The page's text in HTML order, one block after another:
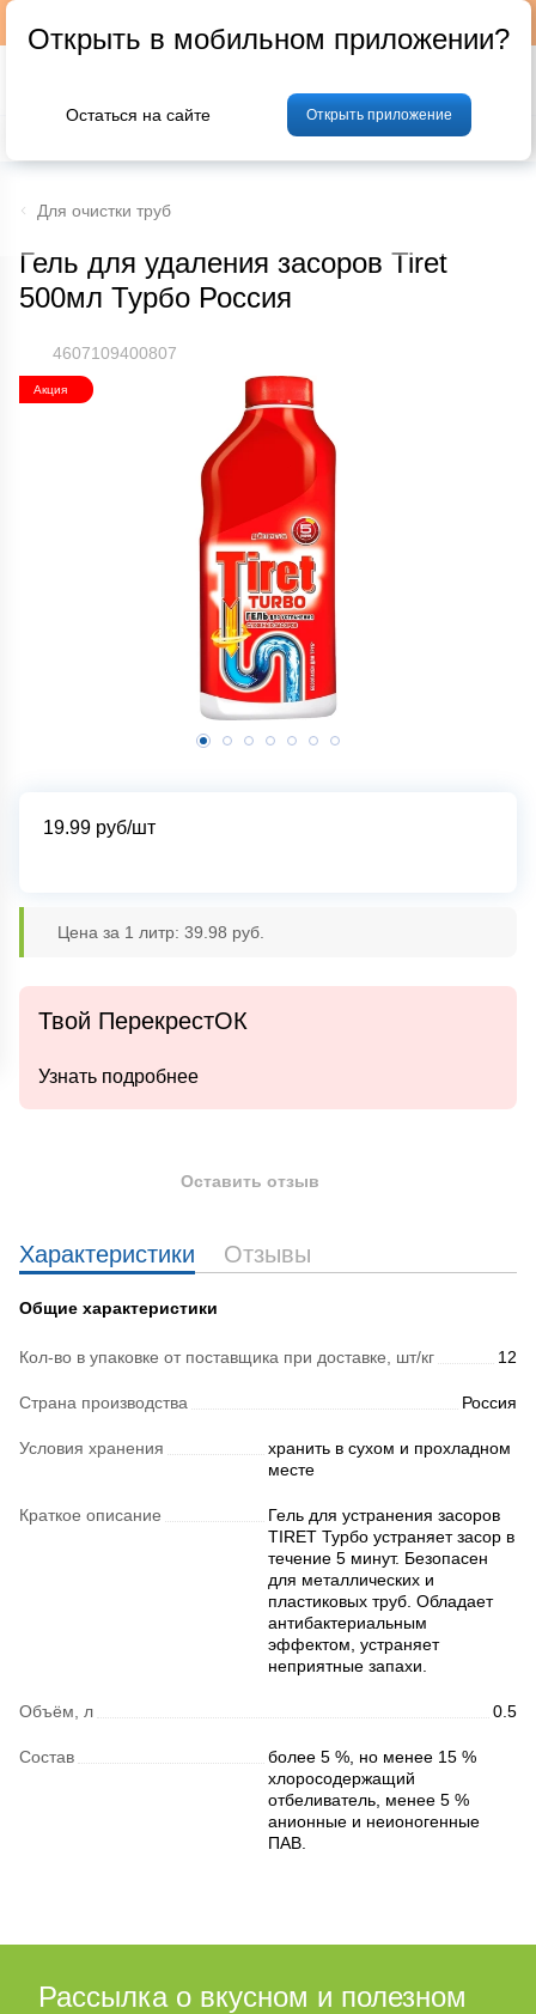
Фрукты и овощи Мясо Птица
Для очистки труб
Гель для удаления засоров Tiret
500мл Турбо Россия
4607109400807
Акция
19.99 руб/шт
Цена за 1 литр: 39.98 руб.
Характеристики Отзывы
Общие характеристики
Кол-во в упаковке от поставщика при доставке, шт/кг 12
Страна производства Россия
Условия хранения
хранить в сухом и прохладном
месте
Краткое описание
Гель для устранения засоров
TIRET Турбо устраняет засор в
течение 5 минут. Безопасен
для металлических и
пластиковых труб. Обладает
антибактериальным
эффектом, устраняет
неприятные запахи.
Объём, л 0.5
Состав
более 5 %, но менее 15 %
хлоросодержащий
отбеливатель, менее 5 %
анионные и неионогенные
ПАВ.
Твой ПерекрестОК
Узнать подробнее
Оставить отзыв
Рассылка о вкусном и полезном
Открыть в мобильном приложении?
Остаться на сайте Открыть приложение